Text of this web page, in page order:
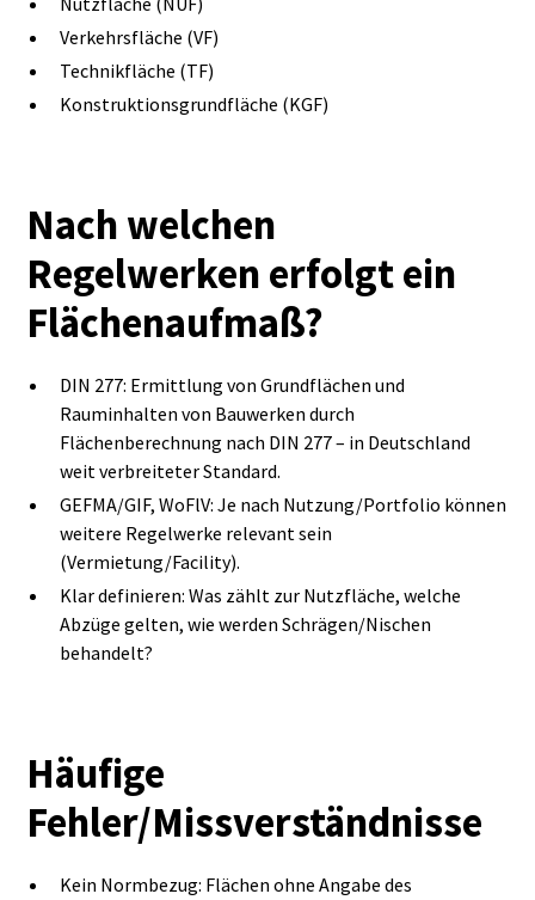
Verkehrsfläche (VF)
Technikfläche (TF)
Konstruktionsgrundfläche (KGF)
Nach welchen
Regelwerken erfolgt ein
Flächenaufmaß?
DIN 277: Ermittlung von Grundflächen und
Rauminhalten von Bauwerken durch
Flächenberechnung nach DIN 277 – in Deutschland
weit verbreiteter Standard.
GEFMA/GIF, WoFlV: Je nach Nutzung/Portfolio können
weitere Regelwerke relevant sein
(Vermietung/Facility).
Klar definieren: Was zählt zur Nutzfläche, welche
Abzüge gelten, wie werden Schrägen/Nischen
behandelt?
Häufige
Fehler/Missverständnisse
Kein Normbezug: Flächen ohne Angabe des